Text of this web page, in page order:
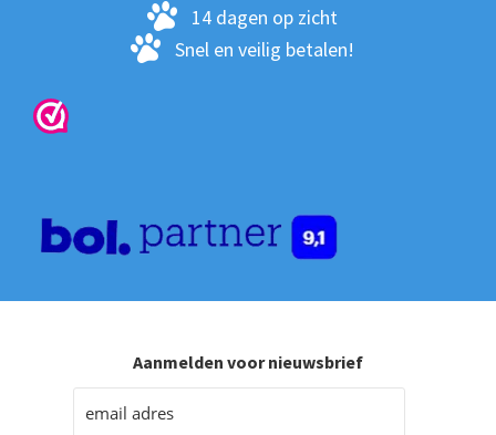
14 dagen op zicht
Snel en veilig betalen!
Aanmelden voor nieuwsbrief